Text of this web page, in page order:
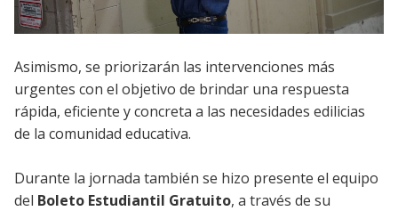
Asimismo, se priorizarán las intervenciones más
urgentes con el objetivo de brindar una respuesta
rápida, eficiente y concreta a las necesidades edilicias
de la comunidad educativa.
Durante la jornada también se hizo presente el equipo
del Boleto Estudiantil Gratuito, a través de su